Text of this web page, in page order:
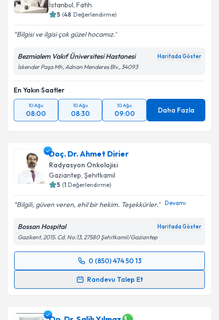
İstanbul, Fatih
5 (48 Değerlendirme)
Bilgisi ve ilgisi çok güzel hocamız.
Bezmialem Vakıf Üniversitesi Hastanesi Haritada Göster
İskender Paşa Mh, Adnan Menderes Blv., 34093
En Yakın Saatler
10 Ağu
08:00
10 Ağu
08:30
10 Ağu
09:00 Daha Fazla
Doç. Dr. Ahmet Dirier
Radyasyon Onkolojisi
Gaziantep, Şehitkamil
5 (1 Değerlendirme)
Bilgili, güven veren, ehil bir hekim. Teşekkürler. Devamı
Bossan Hospital Haritada Göster
Gazikent, 2015. Cd. No:13, 27580 Şehitkamil/Gaziantep
0 (850) 474 50 13
Randevu Talep Et
Randevu Takvimi Talebi
takvim hazırlandığında e-posta ile bilgilendireceğiz.